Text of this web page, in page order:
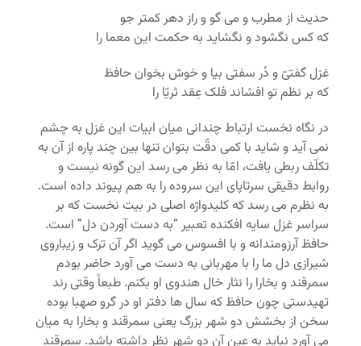
حدیث از مطرب و می گو و راز دهر کمتر جو
که کس نگشود و نگشاید به حکمت این معما را
غزل گفتیّ و دُر سفتی بیا و خوش بخوان حافظ
که بر نظم تو افشاند فلک عِقد ثریّا را
در نگاه نخست ارتباط چندانی میان ابیات این غزل به چشم
نمی آید و شاید با کمی دقّت بتوان تنها بین چند پاره از آن به
تکلّف ربطی یافت، امّا به نظر می رسد این گونه نیست و
روابط دقیقی سرتاپای این سروده را به هم پیوند داده است.
به نظرم می رسد که کلیدواژه اصلی در بیت نخست که بر
سراسر غزل سایه افکنده تعبیر “به دست آوردن دل” است.
حافظ آرزومندانه و با افسوس می گوید اگر آن ترک و زیباروی
شیرازی دل ما را با مهربانی به دست می آورد حاضر بودم
سمرقند و بخارا را نثار خال هندوی او بکنم. طبعاً وقتی رند
تهیدستی چون حافظ که سال ها دفتر او در گرو صهبا بوده
سخن از بخشش دو شهر بزرگ یعنی سمرقند و بخارا به میان
می آورد نباید به عین آن دو شهر نظر داشته باشد. سمرقند